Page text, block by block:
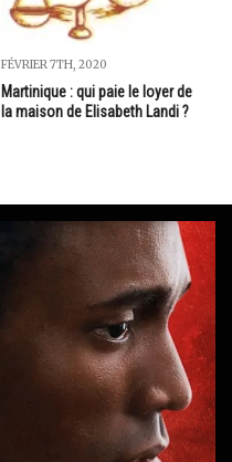
FÉVRIER 7TH, 2020
Martinique : qui paie le loyer de
la maison de Elisabeth Landi ?